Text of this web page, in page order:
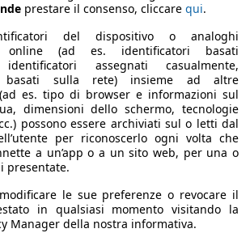
prestare il consenso, cliccare qui.
del dispositivo o analoghi
online (ad es. identificatori basati
identificatori assegnati casualmente,
basati sulla rete) insieme ad altre
es. tipo di browser e informazioni sul
dimensioni dello schermo, tecnologie
possono essere archiviati sul o letti dal
per riconoscerlo ogni volta che
a un’app o a un sito web, per una o
presentate.
le sue preferenze o revocare il
in qualsiasi momento visitando la
Manager della nostra informativa.